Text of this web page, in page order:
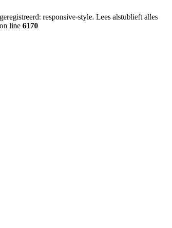
responsive-style. Lees alstublieft alles
on line 6170